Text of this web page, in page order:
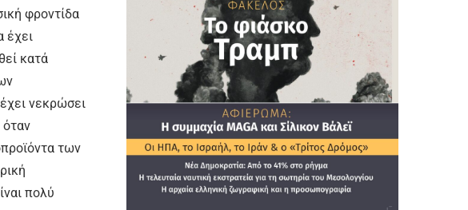
φροντίδα
έχει
κατά
νεκρώσει
όταν
των
πολύ